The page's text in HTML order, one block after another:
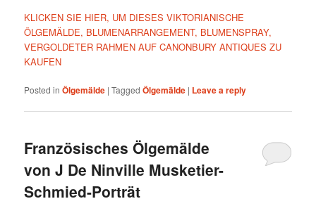
KLICKEN SIE HIER, UM DIESES VIKTORIANISCHE
ÖLGEMÄLDE, BLUMENARRANGEMENT, BLUMENSPRAY,
VERGOLDETER RAHMEN AUF CANONBURY ANTIQUES ZU
KAUFEN
Posted in Ölgemälde |Tagged Ölgemälde | Leave a reply
Französisches Ölgemälde
von J De Ninville Musketier-
Schmied-Porträt